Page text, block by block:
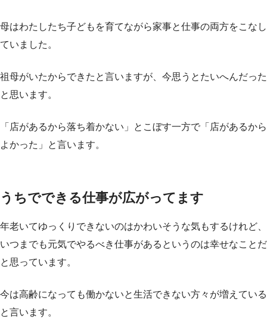
母はわたしたち子どもを育てながら家事と仕事の両方をこなし
ていました。
祖母がいたからできたと言いますが、今思うとたいへんだった
と思います。
「店があるから落ち着かない」とこぼす一方で「店があるから
よかった」と言います。
うちでできる仕事が広がってます
年老いてゆっくりできないのはかわいそうな気もするけれど、
いつまでも元気でやるべき仕事があるというのは幸せなことだ
と思っています。
今は高齢になっても働かないと生活できない方々が増えている
と言います。